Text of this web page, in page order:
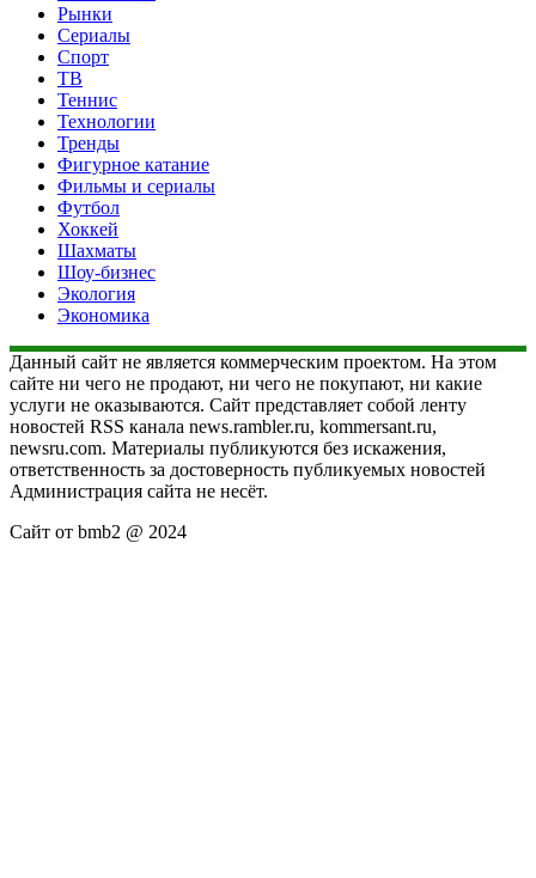
Рынки
Сериалы
Спорт
ТВ
Теннис
Технологии
Тренды
Фигурное катание
Фильмы и сериалы
Футбол
Хоккей
Шахматы
Шоу-бизнес
Экология
Экономика
Данный сайт не является коммерческим проектом. На этом
сайте ни чего не продают, ни чего не покупают, ни какие
услуги не оказываются. Сайт представляет собой ленту
новостей RSS канала news.rambler.ru, kommersant.ru,
newsru.com. Материалы публикуются без искажения,
ответственность за достоверность публикуемых новостей
Администрация сайта не несёт.
Сайт от bmb2 @ 2024